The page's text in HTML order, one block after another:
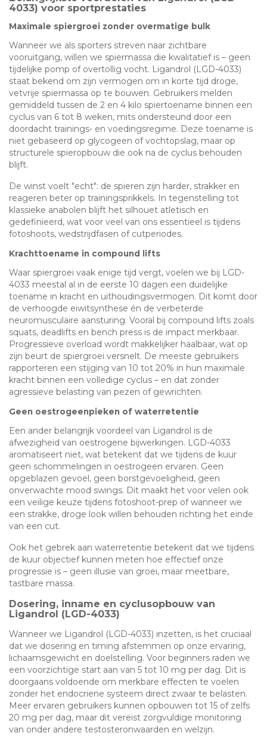
4033) voor sportprestaties
Maximale spiergroei zonder overmatige bulk
Wanneer we als sporters streven naar zichtbare
vooruitgang, willen we spiermassa die kwalitatief is – geen
tijdelijke pomp of overtollig vocht. Ligandrol (LGD-4033)
staat bekend om zijn vermogen om in korte tijd droge,
vetvrije spiermassa op te bouwen. Gebruikers melden
gemiddeld tussen de 2 en 4 kilo spiertoename binnen een
cyclus van 6 tot 8 weken, mits ondersteund door een
doordacht trainings- en voedingsregime. Deze toename is
niet gebaseerd op glycogeen of vochtopslag, maar op
structurele spieropbouw die ook na de cyclus behouden
blijft.
De winst voelt "echt": de spieren zijn harder, strakker en
reageren beter op trainingsprikkels. In tegenstelling tot
klassieke anabolen blijft het silhouet atletisch en
gedefinieerd, wat voor veel van ons essentieel is tijdens
fotoshoots, wedstrijdfasen of cutperiodes.
Krachttoename in compound lifts
Waar spiergroei vaak enige tijd vergt, voelen we bij LGD-
4033 meestal al in de eerste 10 dagen een duidelijke
toename in kracht en uithoudingsvermogen. Dit komt door
de verhoogde eiwitsynthese én de verbeterde
neuromusculaire aansturing. Vooral bij compound lifts zoals
squats, deadlifts en bench press is de impact merkbaar.
Progressieve overload wordt makkelijker haalbaar, wat op
zijn beurt de spiergroei versnelt. De meeste gebruikers
rapporteren een stijging van 10 tot 20% in hun maximale
kracht binnen een volledige cyclus – en dat zonder
agressieve belasting van pezen of gewrichten.
Geen oestrogeenpieken of waterretentie
Een ander belangrijk voordeel van Ligandrol is de
afwezigheid van oestrogene bijwerkingen. LGD-4033
aromatiseert niet, wat betekent dat we tijdens de kuur
geen schommelingen in oestrogeen ervaren. Geen
opgeblazen gevoel, geen borstgevoeligheid, geen
onverwachte mood swings. Dit maakt het voor velen ook
een veilige keuze tijdens fotoshoot-prep of wanneer we
een strakke, droge look willen behouden richting het einde
van een cut.
Ook het gebrek aan waterretentie betekent dat we tijdens
de kuur objectief kunnen meten hoe effectief onze
progressie is – geen illusie van groei, maar meetbare,
tastbare massa.
Dosering, inname en cyclusopbouw van
Ligandrol (LGD-4033)
Wanneer we Ligandrol (LGD-4033) inzetten, is het cruciaal
dat we dosering en timing afstemmen op onze ervaring,
lichaamsgewicht en doelstelling. Voor beginners raden we
een voorzichtige start aan van 5 tot 10 mg per dag. Dit is
doorgaans voldoende om merkbare effecten te voelen
zonder het endocriene systeem direct zwaar te belasten.
Meer ervaren gebruikers kunnen opbouwen tot 15 of zelfs
20 mg per dag, maar dit vereist zorgvuldige monitoring
van onder andere testosteronwaarden en welzijn.